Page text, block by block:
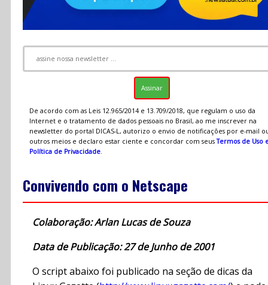
De acordo com as Leis 12.965/2014 e 13.709/2018, que regulam o uso da
Internet e o tratamento de dados pessoais no Brasil, ao me inscrever na
newsletter do portal DICAS-L, autorizo o envio de notificações por e-mail
outros meios e declaro estar ciente e concordar com seusTermos de Uso
Política de Privacidade.
Convivendo com o Netscape
Colaboração: Arlan Lucas de Souza
Data de Publicação: 27 de Junho de 2001
O script abaixo foi publicado na seção de dicas da